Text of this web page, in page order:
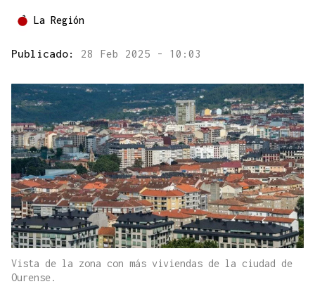
La Región
Publicado: 28 Feb 2025 - 10:03
Vista de la zona con más viviendas de la ciudad de
Ourense.